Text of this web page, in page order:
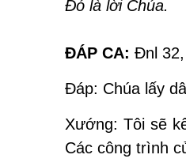
Ðó là lời Chúa.
ĐÁP CA: Ðnl
Ðáp: Chúa lấy
Xướng: Tôi sẽ
Các công trình